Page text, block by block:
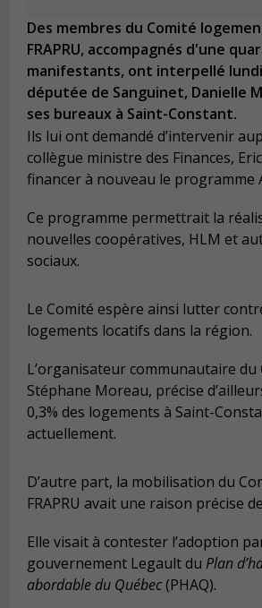
Des membres du Comité
FRAPRU, accompagnés d'une
manifestants, ont interpellé
députée de Sanguinet, Danielle
ses bureaux à Saint-Constant.
Ils lui ont demandé d’intervenir
collègue ministre des Finances,
financer à nouveau le programme
Ce programme permettrait la
nouvelles coopératives, HLM et
sociaux.
Le Comité espère ainsi lutter
logements locatifs dans la région.
L’organisateur communautaire du
Stéphane Moreau, précise
0,3% des logements à Saint-
actuellement.
D’autre part, la mobilisation du
FRAPRU avait une raison précise
Elle visait à contester l’adoption
gouvernement Legault du Plan
abordable du Québec(PHAQ).